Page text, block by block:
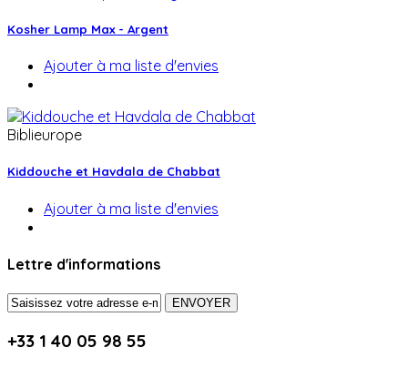
Kosher Lamp Max - Argent
Ajouter à ma liste d'envies
Biblieurope
Kiddouche et Havdala de Chabbat
Ajouter à ma liste d'envies
Lettre d'informations
ENVOYER
+33 1 40 05 98 55